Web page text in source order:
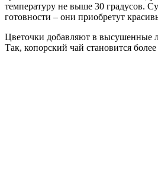
температуру не выше 30 градусов.
готовности – они приобретут
Цветочки добавляют в высушенные
Так, копорский чай становится